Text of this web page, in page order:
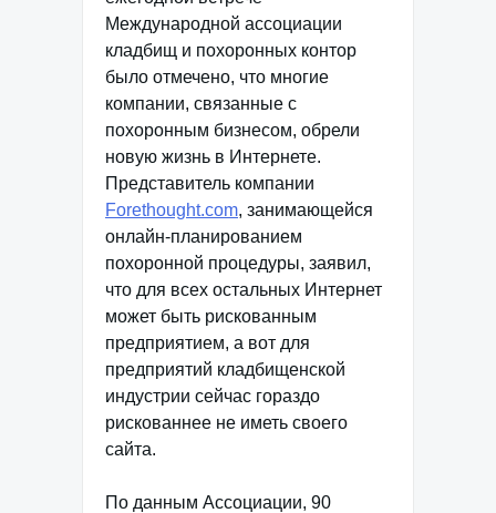
Международной ассоциации
кладбищ и похоронных контор
было отмечено, что многие
компании, связанные с
похоронным бизнесом, обрели
новую жизнь в Интернете.
Представитель компании
Forethought.com, занимающейся
онлайн-планированием
похоронной процедуры, заявил,
что для всех остальных Интернет
может быть рискованным
предприятием, а вот для
предприятий кладбищенской
индустрии сейчас гораздо
рискованнее не иметь своего
сайта.
По данным Ассоциации, 90